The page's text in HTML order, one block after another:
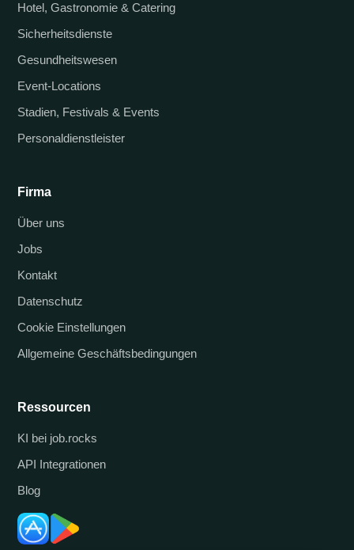
Hotel, Gastronomie & Catering
Sicherheitsdienste
Gesundheitswesen
Event-Locations
Stadien, Festivals & Events
Personaldienstleister
Firma
Über uns
Jobs
Kontakt
Datenschutz
Cookie Einstellungen
Allgemeine Geschäftsbedingungen
Ressourcen
KI bei job.rocks
API Integrationen
Blog